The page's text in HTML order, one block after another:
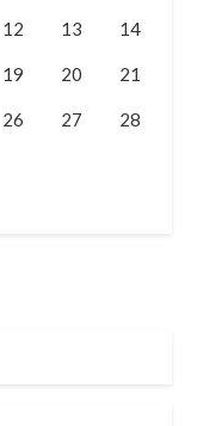
12 13 14
19 20 21
26 27 28